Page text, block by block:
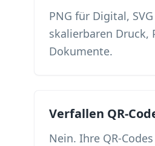
PNG für Digital,
skalierbaren Druck,
Dokumente.
Verfallen QR-
Nein. Ihre QR-